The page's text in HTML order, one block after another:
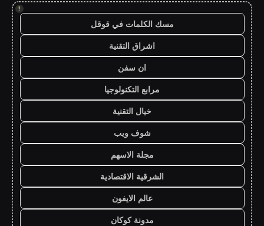
!
مسك الكلمات في قوقل
اشراق التقنية
ان سفن
مرابع التكنولوجيا
خيال التقنية
شوف ويب
مجلة الاسهم
الشرقية الاقتصادية
عالم الايفون
مدونة كوكان